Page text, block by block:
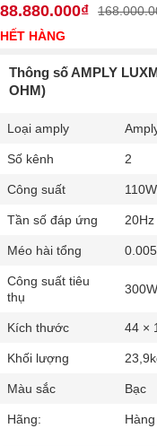
88.880.000₫
HẾT HÀNG
Thông số AMPLY
OHM)
Loại amply
Số kênh 2
Công suất
Tần số đáp ứng
Méo hài tổng
Công suất tiêu
thụ
Kích thước 44 ×
Khối lượng
Màu sắc Bạc
Hãng: